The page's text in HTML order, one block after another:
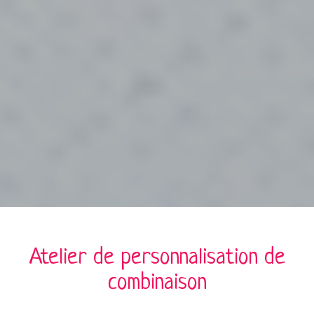
Atelier de personnalisation de
combinaison